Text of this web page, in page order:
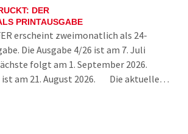
DER
PRINTAUSGABE
erscheint zweimonatlich als 24-
Die Ausgabe 4/26 ist am 7. Juli
folgt am 1. September 2026.
ist am 21. August 2026. Die aktuelle…